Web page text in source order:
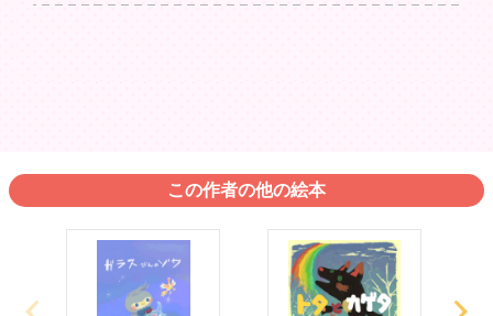
この作者の他の絵本